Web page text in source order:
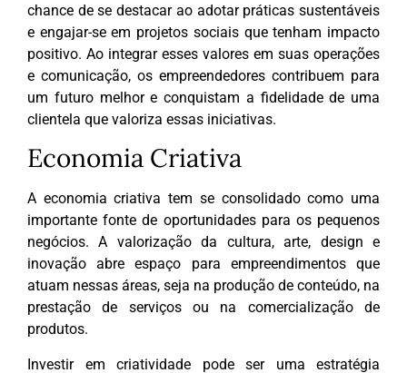
chance de se destacar ao adotar práticas sustentáveis
e engajar-se em projetos sociais que tenham impacto
positivo. Ao integrar esses valores em suas operações
e comunicação, os empreendedores contribuem para
um futuro melhor e conquistam a fidelidade de uma
clientela que valoriza essas iniciativas.
Economia Criativa
A economia criativa tem se consolidado como uma
importante fonte de oportunidades para os pequenos
negócios. A valorização da cultura, arte, design e
inovação abre espaço para empreendimentos que
atuam nessas áreas, seja na produção de conteúdo, na
prestação de serviços ou na comercialização de
produtos.
Investir em criatividade pode ser uma estratégia